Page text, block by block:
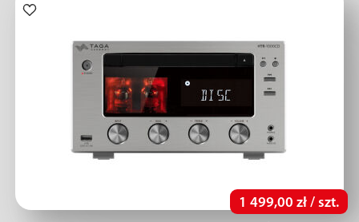
1 499,00 zł / szt.